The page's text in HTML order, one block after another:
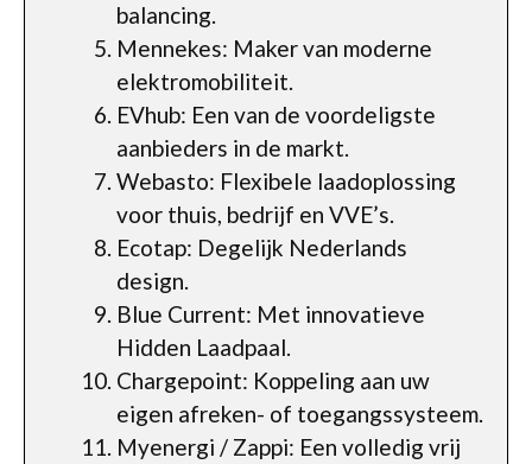
balancing.
Mennekes: Maker van moderne
elektromobiliteit.
EVhub: Een van de voordeligste
aanbieders in de markt.
Webasto: Flexibele laadoplossing
voor thuis, bedrijf en VVE’s.
Ecotap: Degelijk Nederlands
design.
Blue Current: Met innovatieve
Hidden Laadpaal.
Chargepoint: Koppeling aan uw
eigen afreken- of toegangssysteem.
Myenergi / Zappi: Een volledig vrij